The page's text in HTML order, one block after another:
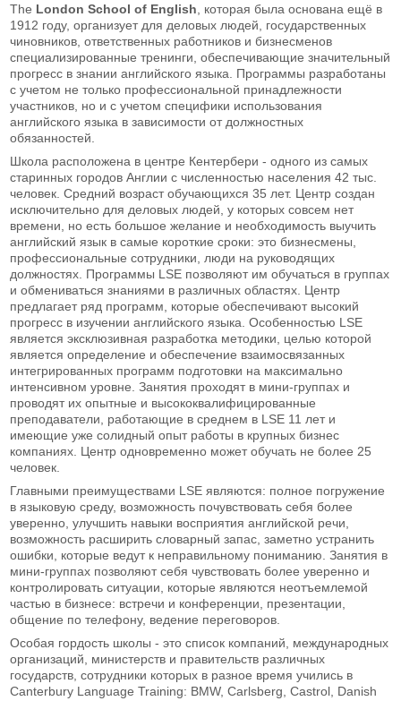
The London School of English , которая была основана ещё в
1912 году, организует для деловых людей, государственных
чиновников, ответственных работников и бизнесменов
специализированные тренинги, обеспечивающие значительный
прогресс в знании английского языка. Программы разработаны
с учетом не только профессиональной принадлежности
участников, но и с учетом специфики использования
английского языка в зависимости от должностных
обязанностей.
Школа расположена в центре Кентербери - одного из самых
старинных городов Англии с численностью населения 42 тыс.
человек. Средний возраст обучающихся 35 лет. Центр создан
исключительно для деловых людей, у которых совсем нет
времени, но есть большое желание и необходимость выучить
английский язык в самые короткие сроки: это бизнесмены,
профессиональные сотрудники, люди на руководящих
должностях. Программы LSE позволяют им обучаться в группах
и обмениваться знаниями в различных областях. Центр
предлагает ряд программ, которые обеспечивают высокий
прогресс в изучении английского языка. Особенностью LSE
является эксклюзивная разработка методики, целью которой
является определение и обеспечение взаимосвязанных
интегрированных программ подготовки на максимально
интенсивном уровне. Занятия проходят в мини-группах и
проводят их опытные и высококвалифицированные
преподаватели, работающие в среднем в LSE 11 лет и
имеющие уже солидный опыт работы в крупных бизнес
компаниях. Центр одновременно может обучать не более 25
человек.
Главными преимуществами LSE являются: полное погружение
в языковую среду, возможность почувствовать себя более
уверенно, улучшить навыки восприятия английской речи,
возможность расширить словарный запас, заметно устранить
ошибки, которые ведут к неправильному пониманию. Занятия в
мини-группах позволяют себя чувствовать более уверенно и
контролировать ситуации, которые являются неотъемлемой
частью в бизнесе: встречи и конференции, презентации,
общение по телефону, ведение переговоров.
Особая гордость школы - это список компаний, международных
организаций, министерств и правительств различных
государств, сотрудники которых в разное время учились в
Canterbury Language Training: BMW, Carlsberg, Castrol, Danish